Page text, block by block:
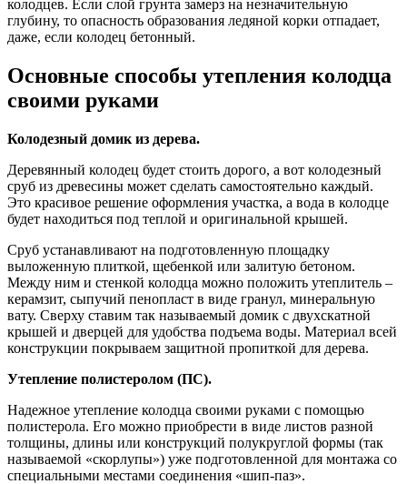
колодцев. Если слой грунта замерз на незначительную
глубину, то опасность образования ледяной корки отпадает,
даже, если колодец бетонный.
Основные способы утепления колодца
своими руками
Колодезный домик из дерева.
Деревянный колодец будет стоить дорого, а вот колодезный
сруб из древесины может сделать самостоятельно каждый.
Это красивое решение оформления участка, а вода в колодце
будет находиться под теплой и оригинальной крышей.
Сруб устанавливают на подготовленную площадку
выложенную плиткой, щебенкой или залитую бетоном.
Между ним и стенкой колодца можно положить утеплитель –
керамзит, сыпучий пенопласт в виде гранул, минеральную
вату. Сверху ставим так называемый домик с двухскатной
крышей и дверцей для удобства подъема воды. Материал всей
конструкции покрываем защитной пропиткой для дерева.
Утепление полистеролом (ПС).
Надежное утепление колодца своими руками с помощью
полистерола. Его можно приобрести в виде листов разной
толщины, длины или конструкций полукруглой формы (так
называемой «скорлупы») уже подготовленной для монтажа со
специальными местами соединения «шип-паз».